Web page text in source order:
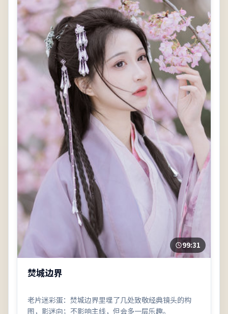
99:31
焚城边界
老片迷彩蛋：焚城边界里埋了几处致敬经典镜头的构
图，影迷向；不影响主线，但会多一层乐趣。